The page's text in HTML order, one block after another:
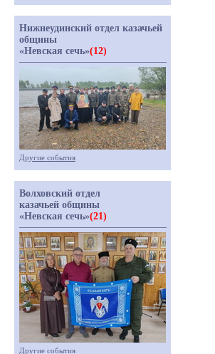
Нижнеудинский отдел казачьей
общины
«Невская сечь»(12)
Другие события
Волховский отдел
казачьей общины
«Невская сечь»(21)
Другие события